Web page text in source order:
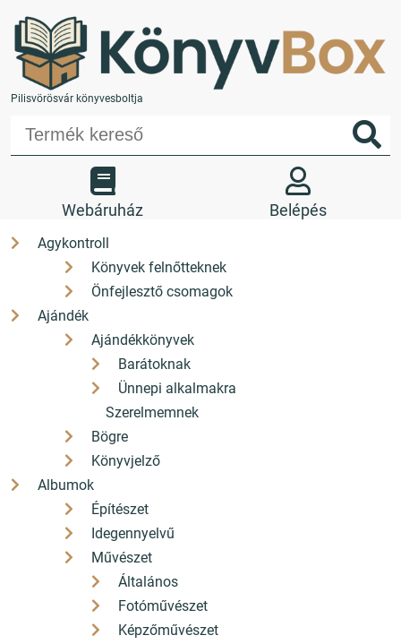
Pilisvörösvár könyvesboltja
Webáruház
Agykontroll
Könyvek felnőtteknek
Önfejlesztő csomagok
Ajándék
Ajándékkönyvek
Barátoknak
Ünnepi alkalmakra
Szerelmemnek
Bögre
Könyvjelző
Albumok
Építészet
Idegennyelvű
Művészet
Általános
Fotóművészet
Képzőművészet
Belépés
Kedvencek
+36 26 330 308
H-P: 9-17 Sz: 9-12
hello[a]konyvbox.hu
2085 Pilisvörösvár Fő út 82.